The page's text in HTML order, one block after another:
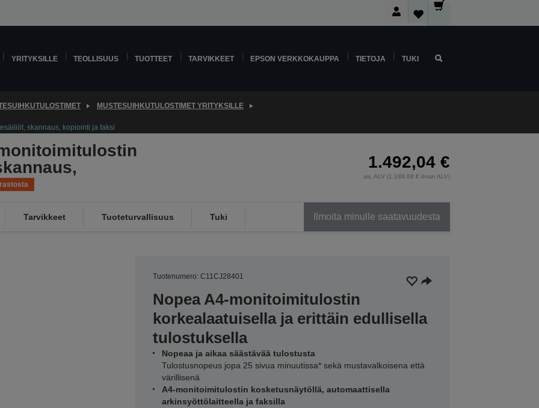
YRITYKSILLE TEOLLISUUS TUOTTEET TARVIKKEET EPSON VERKKOKAUPPA TIETOJA TUKI
MUSTESUIHKUTULOSTIMET YRITYKSILLE
skannaus, kopiointi ja faksi
1.492,04 €
sis. ALV (1.188,88 € ilman ALV)
Tarvikkeet Tuoteturvallisuus Tuki Ilmoita minulle saatavuudesta
Tuotenumero: C11CJ28401
Nopea A4-monitoimitulostin
korkealaatuisella ja erittäin edullisella
tulostuksella
Nopeaa ja aikaa säästävää tulostusta
Tulostusnopeus jopa 25 sivua minuutissa* sekä mustavalkoisena että
värillisenä
A4-monitoimitulostin kosketusnäytöllä, automaattisella
arkinsyöttölaitteella ja faksilla